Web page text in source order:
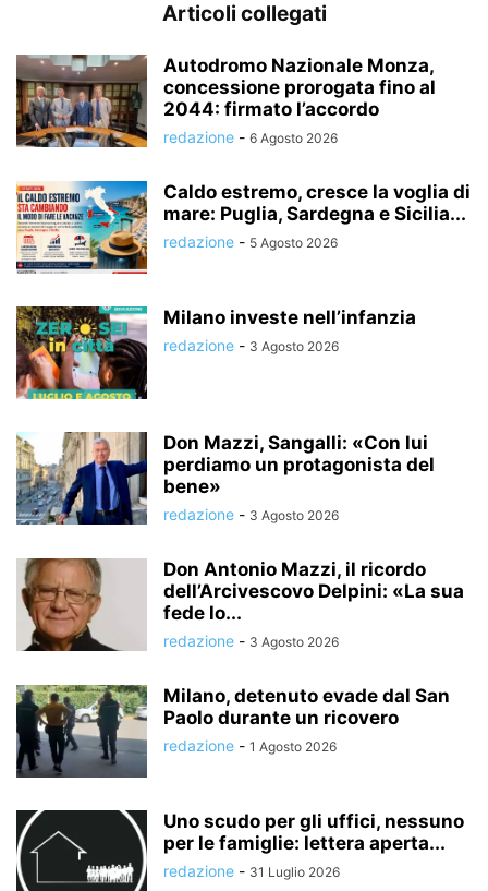
Articoli collegati
Autodromo Nazionale Monza,
concessione prorogata fino al
2044: firmato l’accordo
redazione - 6 Agosto 2026
Caldo estremo, cresce la voglia di
mare: Puglia, Sardegna e Sicilia...
redazione - 5 Agosto 2026
Milano investe nell’infanzia
redazione - 3 Agosto 2026
Don Mazzi, Sangalli: «Con lui
perdiamo un protagonista del
bene»
redazione - 3 Agosto 2026
Don Antonio Mazzi, il ricordo
dell’Arcivescovo Delpini: «La sua
fede lo...
redazione - 3 Agosto 2026
Milano, detenuto evade dal San
Paolo durante un ricovero
redazione - 1 Agosto 2026
Uno scudo per gli uffici, nessuno
per le famiglie: lettera aperta...
redazione - 31 Luglio 2026